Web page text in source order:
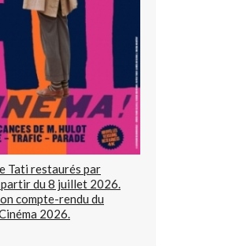
Tati restaurés par
du 8 juillet 2026.
compte-rendu du
2026.